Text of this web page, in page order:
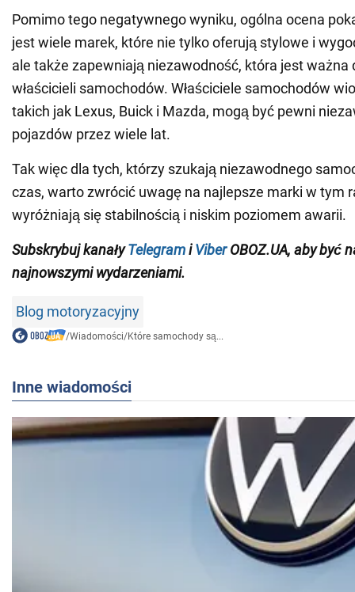
Pomimo tego negatywnego wyniku, ogólna ocena
jest wiele marek, które nie tylko oferują stylowe i
ale także zapewniają niezawodność, która jest ważna
właścicieli samochodów. Właściciele samochodów
takich jak Lexus, Buick i Mazda, mogą być pewni
pojazdów przez wiele lat.
Tak więc dla tych, którzy szukają niezawodnego
czas, warto zwrócić uwagę na najlepsze marki w tym
wyróżniają się stabilnością i niskim poziomem awarii.
SubskrybujkanałyTelegramiViber OBOZ.UA, aby być
najnowszymi wydarzeniami.
Blog motoryzacyjny
/Wiadomości/Które samochody są...
Inne wiadomości